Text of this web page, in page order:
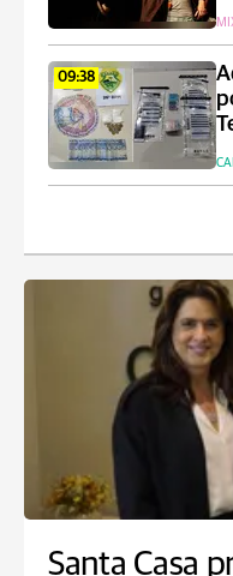
09:38
Santa Casa